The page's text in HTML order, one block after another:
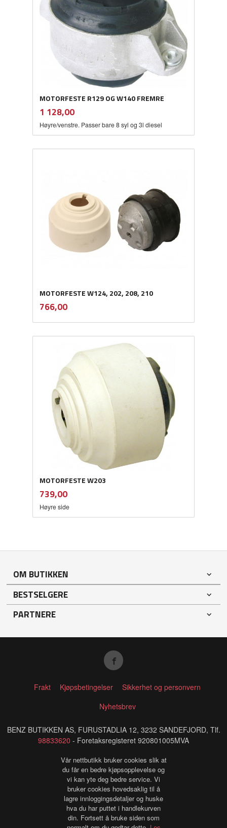
MOTORFESTE R129 OG W140 FREMRE
Pris
1 128,00mva.
Høyre/venstre. Passer bare 8 syl og 3l diesel
MOTORFESTE W124, 202, 208, 210
Pris
766,00mva.
MOTORFESTE W203
Pris
739,00mva.
Høyre side
OM BUTIKKEN
BESTSELGERE
PARTNERE
Frakt Kjøpsbetingelser
Sikkerhet og personvern
Nyhetsbrev
BENZ BUTIKKEN AS, FURUSTADLIA 12, 3232 SANDEFJORD, Tlf.
98833620 - Foretaksregisteret 920801005MVA
Vår nettbutikk bruker cookies slik at
du får en bedre kjøpsopplevelse og
vi kan yte deg bedre service. Vi
bruker cookies hovedsaklig til å
lagre innloggingsdetaljer og huske
hva du har puttet i handlekurven
din. Fortsett å bruke siden som